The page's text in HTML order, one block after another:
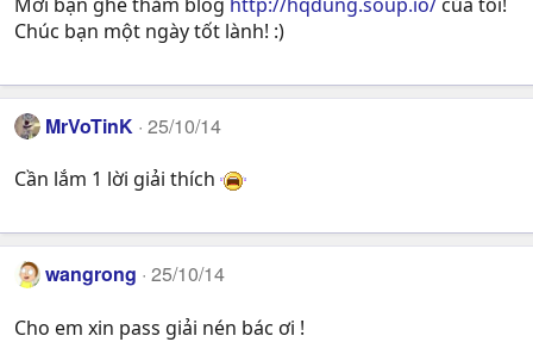
Chúc bạn một ngày tốt lành! :)
MrVoTinK 25/10/14
Cần lắm 1 lời giải thích
wangrong 25/10/14
Cho em xin pass giải nén bác ơi !